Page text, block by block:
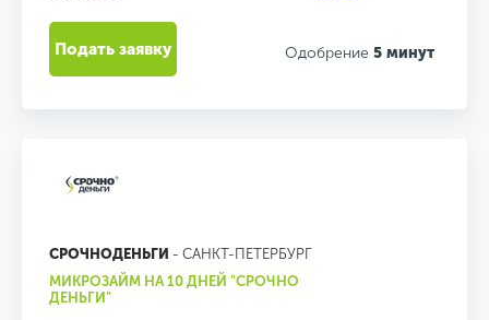
Одобрение 5 минут
Подать заявку
СРОЧНОДЕНЬГИ - САНКТ-ПЕТЕРБУРГ
МИКРОЗАЙМ НА 10 ДНЕЙ "СРОЧНО
ДЕНЬГИ"